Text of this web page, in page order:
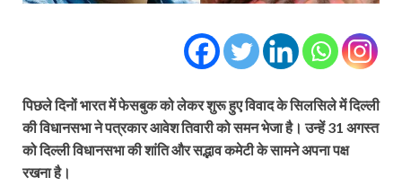
पिछले दिनों भारत में फेसबुक को लेकर शुरू हुए विवाद के सिलसिले में दिल्‍ली
की विधानसभा ने पत्रकार आवेश तिवारी को समन भेजा है। उन्‍हें 31 अगस्‍त
को दिल्‍ली विधानसभा की शांति और सद्भाव कमेटी के सामने अपना पक्ष
रखना है।